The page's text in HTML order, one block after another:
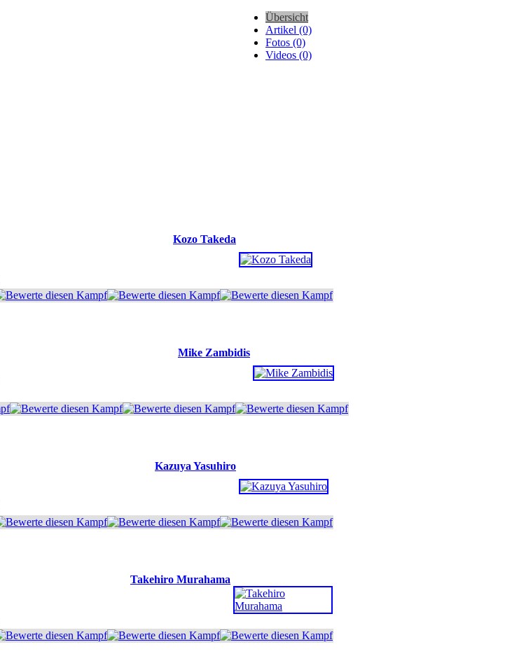
Übersicht
Artikel (0)
Fotos (0)
Videos (0)
Kozo Takeda
Mike Zambidis
Kazuya Yasuhiro
Takehiro Murahama